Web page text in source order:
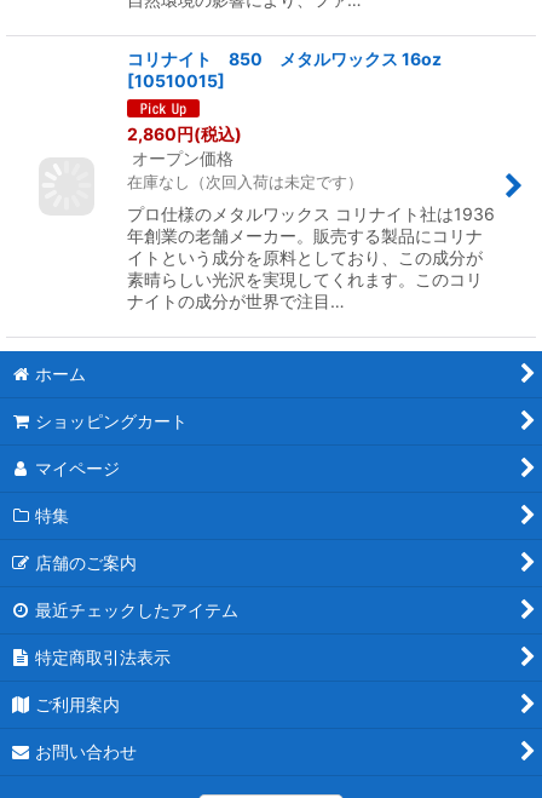
コリナイト 850 メタルワックス 16oz
[10510015]
2,860円(税込)
オープン価格
在庫なし（次回入荷は未定です）
プロ仕様のメタルワックス コリナイト社は1936
年創業の老舗メーカー。販売する製品にコリナ
イトという成分を原料としており、この成分が
素晴らしい光沢を実現してくれます。このコリ
ナイトの成分が世界で注目…
ホーム
ショッピングカート
マイページ
特集
店舗のご案内
最近チェックしたアイテム
特定商取引法表示
ご利用案内
お問い合わせ